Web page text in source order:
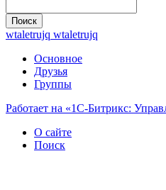
wtaletrujq wtaletrujq
Основное
Друзья
Группы
Работает на «1С-Битрикс:
О сайте
Поиск